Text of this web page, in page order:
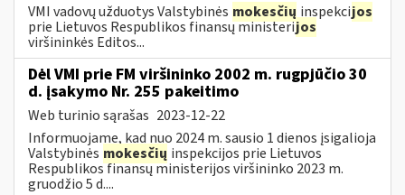
VMI vadovų užduotys Valstybinės mokesčių inspekcijos
prie Lietuvos Respublikos finansų ministerijos
viršininkės Editos...
Dėl VMI prie FM viršininko 2002 m. rugpjūčio 30
d. įsakymo Nr. 255 pakeitimo
Web turinio sąrašas 2023-12-22
Informuojame, kad nuo 2024 m. sausio 1 dienos įsigalioja
Valstybinės mokesčių inspekcijos prie Lietuvos
Respublikos finansų ministerijos viršininko 2023 m.
gruodžio 5 d....